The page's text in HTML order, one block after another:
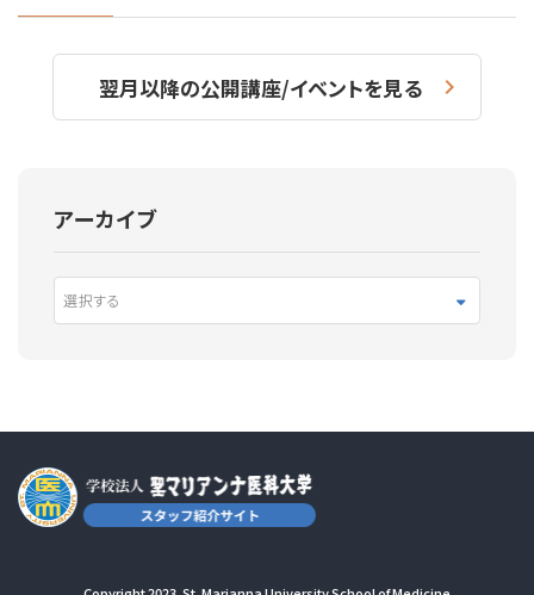
翌月以降の公開講座/イベントを見る
アーカイブ
選択する